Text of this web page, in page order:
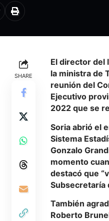
SHARE
El director del
la ministra de
reunión del
Ejecutivo
2022 que se
Soria abrió el
Sistema
Gonzalo
momento
destacó que
Subsecretaría
También
Roberto